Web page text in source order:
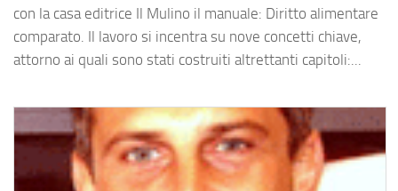
con la casa editrice Il Mulino il manuale: Diritto alimentare
comparato. Il lavoro si incentra su nove concetti chiave,
attorno ai quali sono stati costruiti altrettanti capitoli:...